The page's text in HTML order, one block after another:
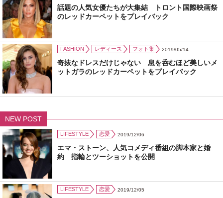
話題の人気女優たちが大集結 トロント国際映画祭
のレッドカーペットをプレイバック
FASHION レディース フォト集 2019/05/14
奇抜なドレスだけじゃない 息を呑むほど美しいメ
ットガラのレッドカーペットをプレイバック
NEW POST
LIFESTYLE 恋愛 2019/12/06
エマ・ストーン、人気コメディ番組の脚本家と婚
約 指輪とツーショットを公開
LIFESTYLE 恋愛 2019/12/05